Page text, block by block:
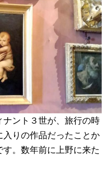
ナント３世が、旅行の時
りの作品だったことか
。数年前に上野に来た